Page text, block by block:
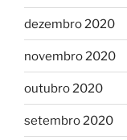
dezembro 2020
novembro 2020
outubro 2020
setembro 2020